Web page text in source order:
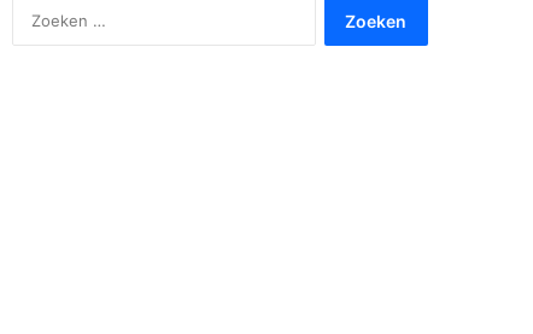
naar: